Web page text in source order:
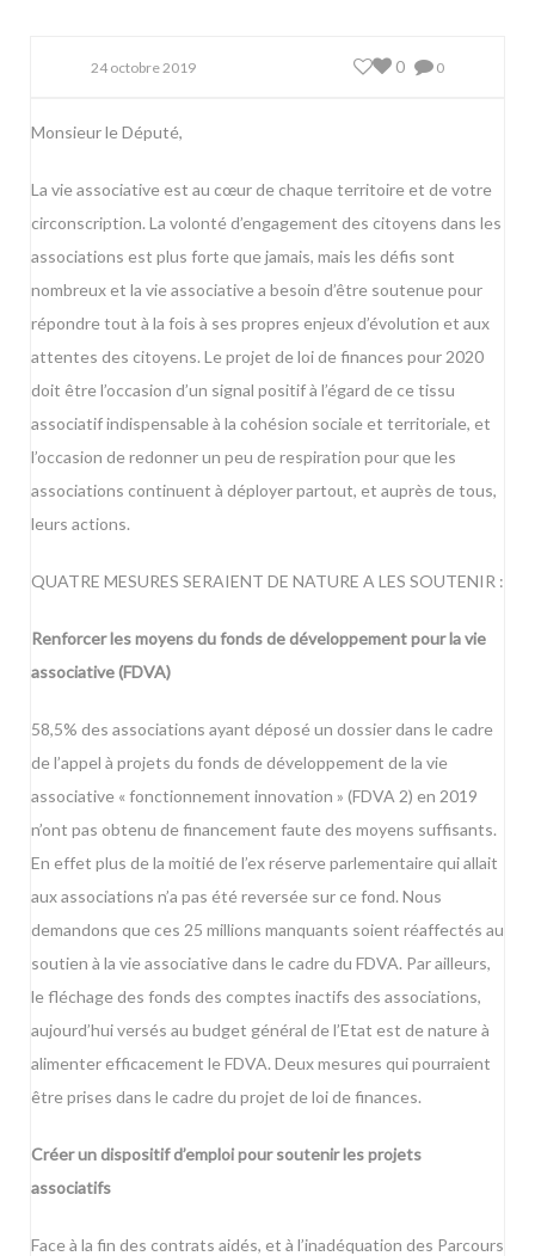
24 octobre 2019 0
0
Monsieur le Député,
La vie associative est au cœur de chaque territoire et de votre
circonscription. La volonté d’engagement des citoyens dans les
associations est plus forte que jamais, mais les défis sont
nombreux et la vie associative a besoin d’être soutenue pour
répondre tout à la fois à ses propres enjeux d’évolution et aux
attentes des citoyens. Le projet de loi de finances pour 2020
doit être l’occasion d’un signal positif à l’égard de ce tissu
associatif indispensable à la cohésion sociale et territoriale, et
l’occasion de redonner un peu de respiration pour que les
associations continuent à déployer partout, et auprès de tous,
leurs actions.
QUATRE MESURES SERAIENT DE NATURE A LES SOUTENIR :
Renforcer les moyens du fonds de développement pour la vie
associative (FDVA)
58,5% des associations ayant déposé un dossier dans le cadre
de l’appel à projets du fonds de développement de la vie
associative « fonctionnement innovation » (FDVA 2) en 2019
n’ont pas obtenu de financement faute des moyens suffisants.
En effet plus de la moitié de l’ex réserve parlementaire qui allait
aux associations n’a pas été reversée sur ce fond. Nous
demandons que ces 25 millions manquants soient réaffectés au
soutien à la vie associative dans le cadre du FDVA. Par ailleurs,
le fléchage des fonds des comptes inactifs des associations,
aujourd’hui versés au budget général de l’Etat est de nature à
alimenter efficacement le FDVA. Deux mesures qui pourraient
être prises dans le cadre du projet de loi de finances.
Créer un dispositif d’emploi pour soutenir les projets
associatifs
Face à la fin des contrats aidés, et à l’inadéquation des Parcours